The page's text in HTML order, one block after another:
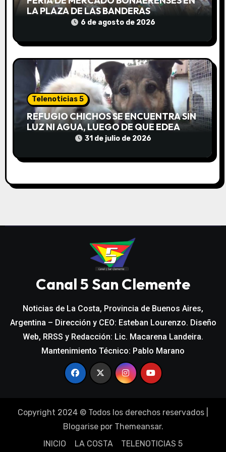
s
LA PLAZA DE LAS BANDERAS
6 de agosto de 2026
Telenoticias 5
REFUGIO CHICHOS SE ENCUENTRA SIN
LUZ NI AGUA, LUEGO DE QUE EDEA
CORTARA EL SUMINISTRO SIN AVISO
31 de julio de 2026
Canal 5 San Clemente
Noticias de La Costa, Provincia de Buenos Aires,
Argentina – Dirección y CEO: Esteban Lourenzo. Diseño
Web, RRSS y Redacción: Lic. Macarena Landeira.
Mantenimiento Técnico: Pablo Marano
Copyright 2024 © Todos los derechos reservados
Blogarisepor Themeansar.
INICIO
LA COSTA TELENOTICIAS 5